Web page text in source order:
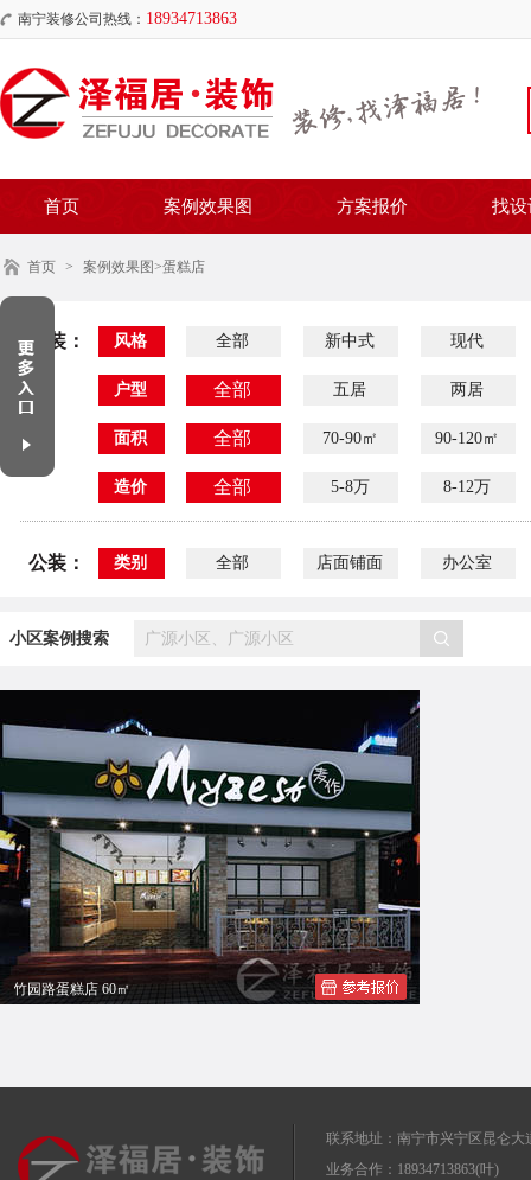
南宁装修公司热线： 18934713863
首页 案例效果图 方案报价 找设
首页 > 案例效果图>蛋糕店
家装： 风格 全部 新中式 现代
户型 全部 五居 两居
面积 全部 70-90㎡ 90-120㎡
造价 全部 5-8万 8-12万
公装： 类别 全部 店面铺面 办公室
小区案例搜索
竹园路蛋糕店 60㎡
联系地址：南宁市兴宁区昆仑大
业务合作：18934713863(叶)